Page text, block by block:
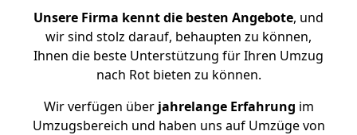
Unsere Firma kennt die besten Angebote, und
wir sind stolz darauf, behaupten zu können,
Ihnen die beste Unterstützung für Ihren Umzug
nach Rot bieten zu können.
Wir verfügen überjahrelange Erfahrung im
Umzugsbereich und haben uns auf Umzüge von